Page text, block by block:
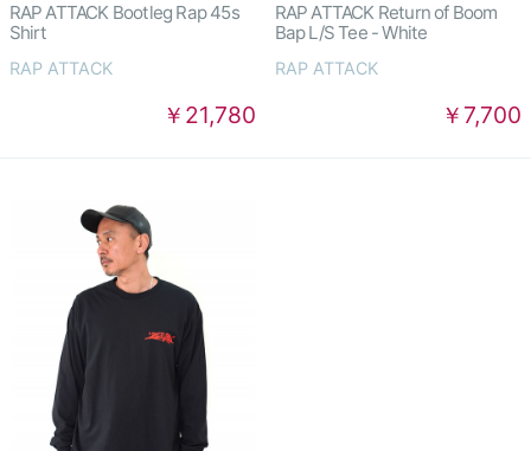
RAP ATTACK Bootleg Rap 45s
Shirt
RAP ATTACK
￥21,780
RAP ATTACK Return of Boom
Bap L/S Tee - White
RAP ATTACK
￥7,700